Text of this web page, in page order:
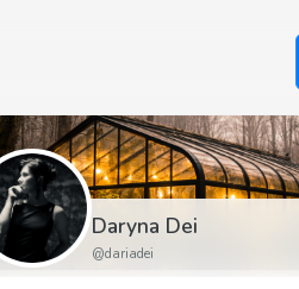
Daryna Dei
@dariadei